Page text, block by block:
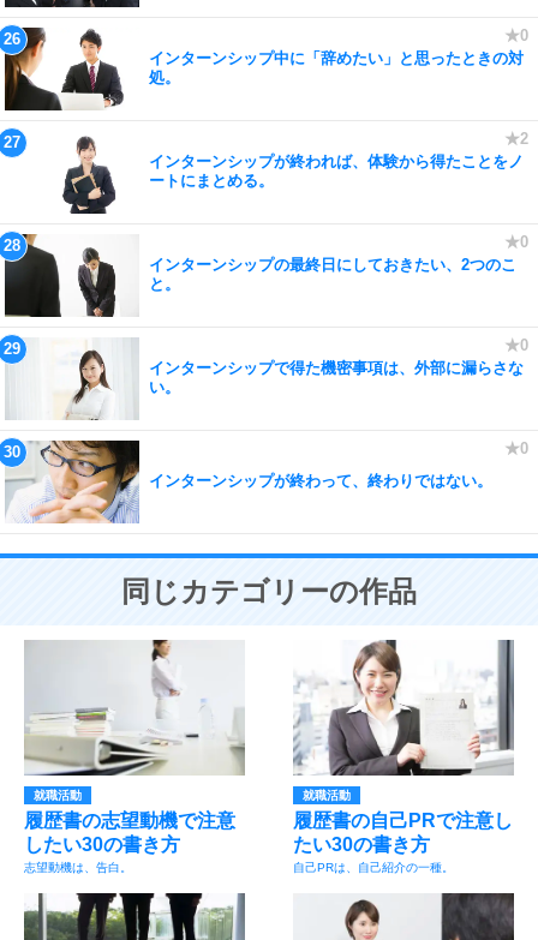
インターンシップ中に「辞めたい」と思ったときの対
処。
インターンシップが終われば、体験から得たことをノ
ートにまとめる。
インターンシップの最終日にしておきたい、2つのこ
と。
インターンシップで得た機密事項は、外部に漏らさな
い。
インターンシップが終わって、終わりではない。
同じカテゴリーの作品
就職活動
履歴書の志望動機で注意
したい30の書き方
志望動機は、告白。
就職活動
履歴書の自己PRで注意し
たい30の書き方
自己PRは、自己紹介の一種。